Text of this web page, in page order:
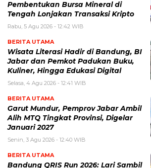
Pembentukan Bursa Mineral di
Tengah Lonjakan Transaksi Kripto
Rabu, 5 Agu 2026 - 12:42 WIB
BERITA UTAMA
Wisata Literasi Hadir di Bandung, BI
Jabar dan Pemkot Padukan Buku,
Kuliner, Hingga Edukasi Digital
Selasa, 4 Agu 2026 - 12:41 WIB
BERITA UTAMA
Garut Mundur, Pemprov Jabar Ambil
Alih MTQ Tingkat Provinsi, Digelar
Januari 2027
Senin, 3 Agu 2026 - 12:40 WIB
BERITA UTAMA
Bandung QRIS Run 2026: Lari Sambil